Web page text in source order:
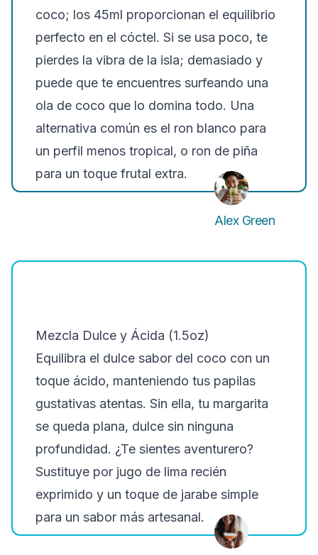
coco; los 45ml proporcionan el equilibrio
perfecto en el cóctel. Si se usa poco, te
pierdes la vibra de la isla; demasiado y
puede que te encuentres surfeando una
ola de coco que lo domina todo. Una
alternativa común es el ron blanco para
un perfil menos tropical, o ron de piña
para un toque frutal extra.
Alex Green
Mezcla Dulce y Ácida (1.5oz)
Equilibra el dulce sabor del coco con un
toque ácido, manteniendo tus papilas
gustativas atentas. Sin ella, tu margarita
se queda plana, dulce sin ninguna
profundidad. ¿Te sientes aventurero?
Sustituye por jugo de lima recién
exprimido y un toque de jarabe simple
para un sabor más artesanal.